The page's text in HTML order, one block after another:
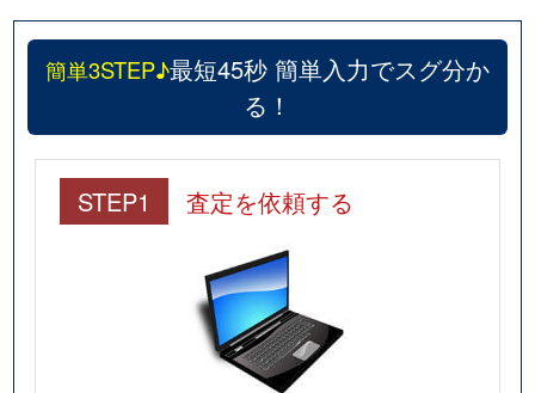
簡単3STEP♪最短45秒 簡単入力でスグ分か
る！
STEP1 査定を依頼する